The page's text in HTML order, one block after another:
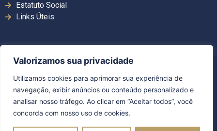
Valorizamos sua privacidade
Utilizamos cookies para aprimorar sua experiência de
navegação, exibir anúncios ou conteúdo personalizado e
analisar nosso tráfego. Ao clicar em “Aceitar todos”, você
concorda com nosso uso de cookies.
Estatuto Social
Links Úteis
Copyright ©2026. Sincor MS | Todos os direitos
reservados.
Desenvolvido por Guerra Comunicação
Política de Privacidade